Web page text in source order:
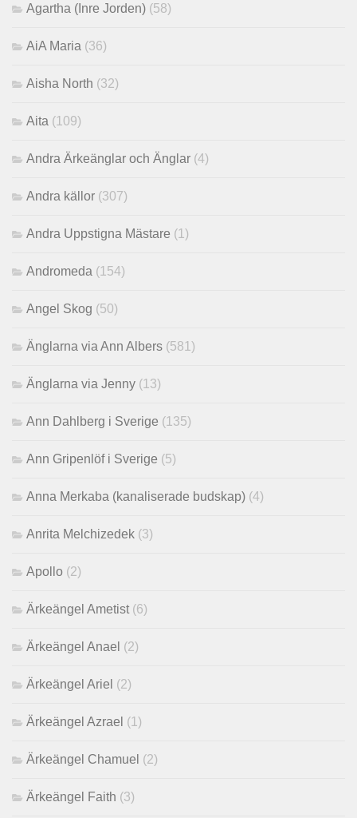
Agartha (Inre Jorden) (58)
AiA Maria (36)
Aisha North (32)
Aita (109)
Andra Ärkeänglar och Änglar (4)
Andra källor (307)
Andra Uppstigna Mästare (1)
Andromeda (154)
Angel Skog (50)
Änglarna via Ann Albers (581)
Änglarna via Jenny (13)
Ann Dahlberg i Sverige (135)
Ann Gripenlöf i Sverige (5)
Anna Merkaba (kanaliserade budskap) (4)
Anrita Melchizedek (3)
Apollo (2)
Ärkeängel Ametist (6)
Ärkeängel Anael (2)
Ärkeängel Ariel (2)
Ärkeängel Azrael (1)
Ärkeängel Chamuel (2)
Ärkeängel Faith (3)